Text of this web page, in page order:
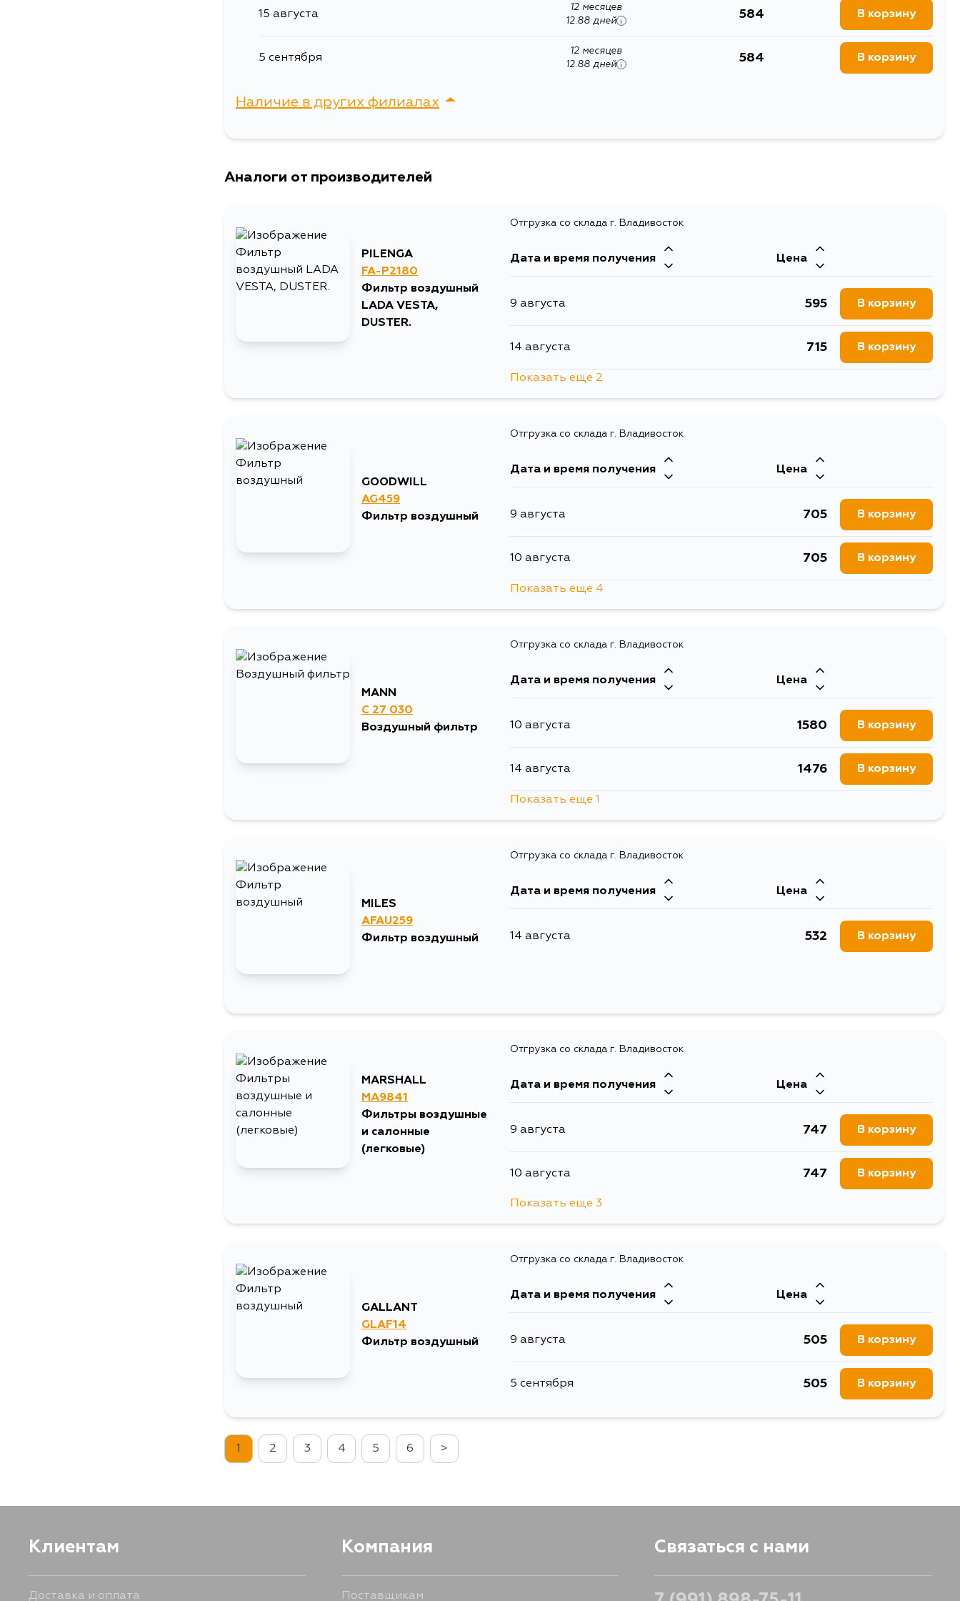
127
15 августа
12 месяцев
12.88 дней
i
584 В корзину
5 сентября
12 месяцев
12.88 дней
i
584 В корзину
Наличие в других филиалах
Аналоги от производителей
PILENGA
FA-P2180
Фильтр воздушный
LADA VESTA,
DUSTER.
Отгрузка со склада г. Владивосток
Дата и время получения Цена
9 августа 595 В корзину
14 августа 715 В корзину
5 сентября
Показать еще 2
GOODWILL
AG459
Фильтр воздушный
Отгрузка со склада г. Владивосток
Дата и время получения Цена
9 августа 705 В корзину
10 августа 705 В корзину
14 августа
15 августа 705
5 сентября 705 В корзину
Показать еще 4
MANN
C 27 030
Воздушный фильтр
Отгрузка со склада г. Владивосток
Дата и время получения Цена
10 августа 1580 В корзину
14 августа 1476 В корзину
Показать еще 1
MILES
AFAU259
Фильтр воздушный
Отгрузка со склада г. Владивосток
Дата и время получения Цена
14 августа 532 В корзину
MARSHALL
MA9841
Фильтры воздушные
и салонные
(легковые)
Отгрузка со склада г. Владивосток
Дата и время получения Цена
9 августа 747 В корзину
10 августа 747 В корзину
12 августа
5 сентября 747
Показать еще 3
GALLANT
GLAF14
Фильтр воздушный
Отгрузка со склада г. Владивосток
Дата и время получения Цена
9 августа 505 В корзину
5 сентября 505 В корзину
1 2 3 4 5 6 >
Клиентам
Доставка и оплата
Компания
Поставщикам
Связаться с нами